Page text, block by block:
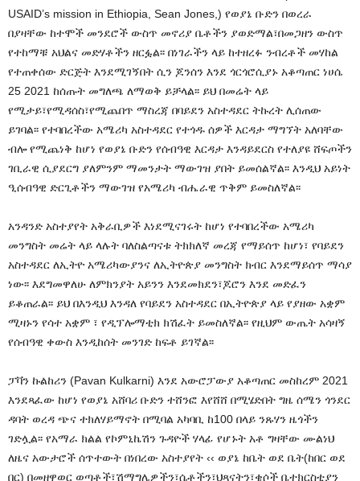
USAID’s mission in Ethiopia, Sean Jones,) የወያኔ ቡድን በወረራ
በያዛቸው ከተሞች መንደሮች ውስጥ መኖሪያ ቤቶችን ያወድማል፣በመጋዘን ውስጥ
የተከማቹ አህልና መድሃቶችን ዘርፏል፡፡ በነገራችን ላይ ከተዘረፉ ንብረቶች መሃከል
የተጠቀሰው ድርጅት እንደሚገኝበት ሲን ጆንሰን እንደ ጎርጎሮሲያኑ አቆጣጠር ነሀሴ
25 2021 ከሰጡት መግለጫ ለማወቅ ይቻላል፡፡ ይህ በመሬት ላይ
የሚታይ፣የሚዳሰስ፣የሚጨበጥ ማስረጃ በባይደን አስተዳደር ትኩረት ሊሰጠው
ይገባል፡፡ የተባበረችው አሜሪካ አስተዳደር የተጎዱ ሰዎች እርዳታ ማግኘት አለባቸው
ብሎ የሚጨነቅ ከሆነ የወያኔ ቡድን የሰብዓዊ እርዳታ እንዳይደርስ የተለያዩ ሸፍጦችን
ገቢራዊ ሲያደርግ ያለምንም ማመንታት ማውገዝ ያበት ይመሰልኛል፡፡ እንዲህ አይነት
ዒሰብዓዊ ድርጊቶችን ማውገዝ የአሜሪካ ብሔራዊ ጥቅም ይመስለኛል፡፡
አንዳንድ አስተያየት አቅራቢዎች እነደሚናገሩት ከሆነ የተባበረችው አሜሪካ
መንግስት መሬት ላይ ላሉት ባለስልጣናቱ ትክክለኛ መረጃ የማይሰጥ ከሆነ፣ የባይደን
አስተዳደር ለኢትዮ አሜሪካውያንና ለኢትዮጵያ መንግስት ክብር እንደማይሰጥ ማሳያ
ነው፡፡ እደግመዋለሁ ለምክንያት አይንን እንደመክደን፣ጆሮን እንደ መድፈን
ይቆጠራል፡፡ ይህ በእንዲህ እንዳለ የባይደን አስተዳደር በኢትዮጵያ ላይ የያዘው አቋም
ሚዛኑን የሳተ አቋም ፣ የዲፕሎማቲክ ክሽፈት ይመስለኛል፡፡ የዚህም ውጤት አሳዛኝ
የሰብዓዊ ቀውስ እንዲከሰት መንገድ ከፍቶ ይገኛል፡፡
ፓቫን ኩልከሪን (Pavan Kulkarni) እንደ አውሮፓውያ አቆጣጠር መስከረም 2021
እንደጻፈው ከሆነ የወያኔ አሸባሪ ቡድን ተሸንፎ እየሸሸ በሚሄድበት ግዜ ሰሜን ጎንደር
ዳባት ወረዳ ጭና ተክለሃይማኖት በሚባል አካባቢ ከ100 በላይ ንጹሃን ዜጎችን
ገድሏል፡፡ የአማራ ክልል የኮምኒኬሽን ጉዳዮች ሃላፊ የሆኑት አቶ ግዛቸው ሙልነህ
ለዜና አውታሮች ሰጥተውት በነበረው አስተያየት ‹‹ ወያኔ ከቤት ወደ ቤት(ከበር ወደ
በር) በመዘዋወር ወጣቶች፣ሽማግሌዎችን፣ሴቶችን፣ህጻናትን፣ቄሶች ቤተክርስቲያን